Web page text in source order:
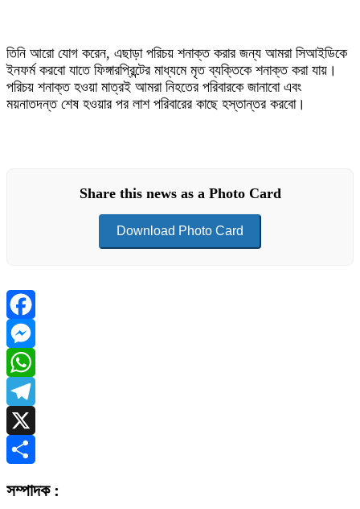
তিনি আরো যোগ করেন, এছাড়া পরিচয় শনাক্ত করার জন্য আমরা সিআইডিকে
ইনফর্ম করবো যাতে ফিঙ্গারপ্রিন্টের মাধ্যমে মৃত ব্যক্তিকে শনাক্ত করা যায়।
পরিচয় শনাক্ত হওয়া মাত্রই আমরা নিহতের পরিবারকে জানাবো এবং
ময়নাতদন্ত শেষ হওয়ার পর লাশ পরিবারের কাছে হস্তান্তর করবো।
Share this news as a Photo Card
Download Photo Card
Facebook
Messenger
WhatsApp
Telegram
X
সম্পাদক :